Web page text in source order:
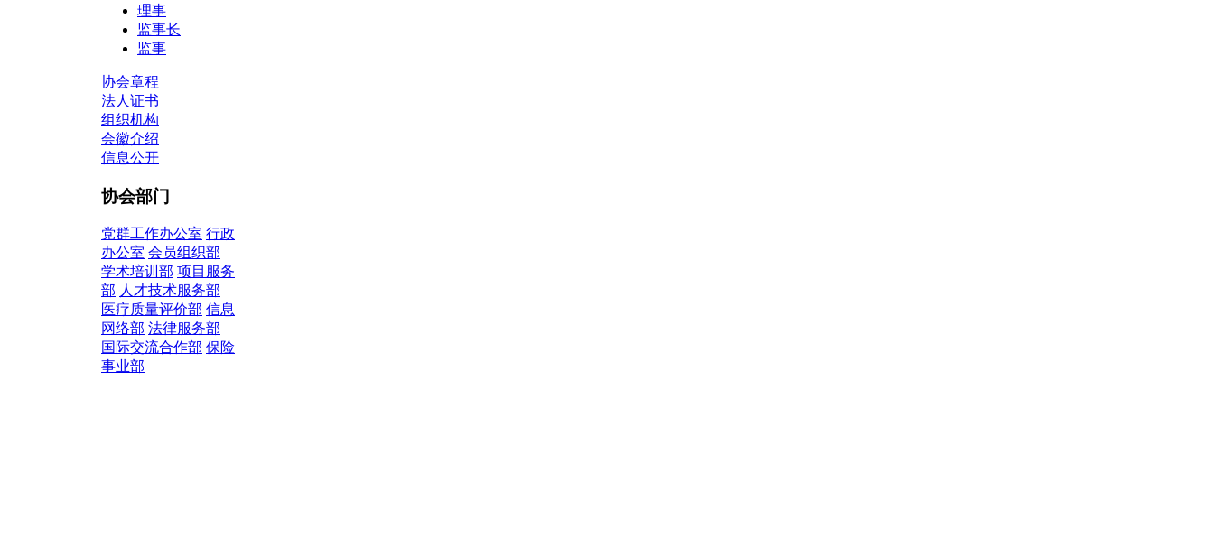
理事
监事长
监事
协会章程
法人证书
组织机构
会徽介绍
信息公开
协会部门
党群工作办公室 行政
办公室 会员组织部
学术培训部 项目服务
部 人才技术服务部
医疗质量评价部 信息
网络部 法律服务部
国际交流合作部 保险
事业部